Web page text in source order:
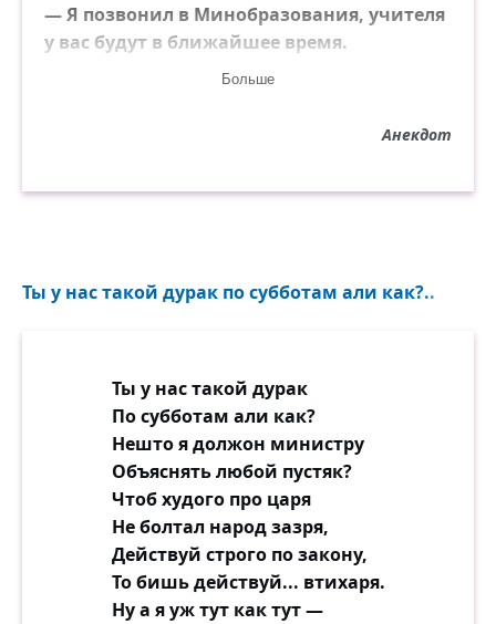
— Я позвонил в Минобразования, учителя
у вас будут в ближайшее время.
Больше
Анекдот
Ты у нас такой дурак по субботам али как?..
Ты у нас такой дурак
По субботам али как?
Нешто я должон министру
Объяснять любой пустяк?
Чтоб худого про царя
Не болтал народ зазря,
Действуй строго по закону,
То бишь действуй... втихаря.
Ну а я уж тут как тут —